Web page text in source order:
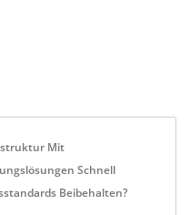
Mit
Schnell
Beibehalten?